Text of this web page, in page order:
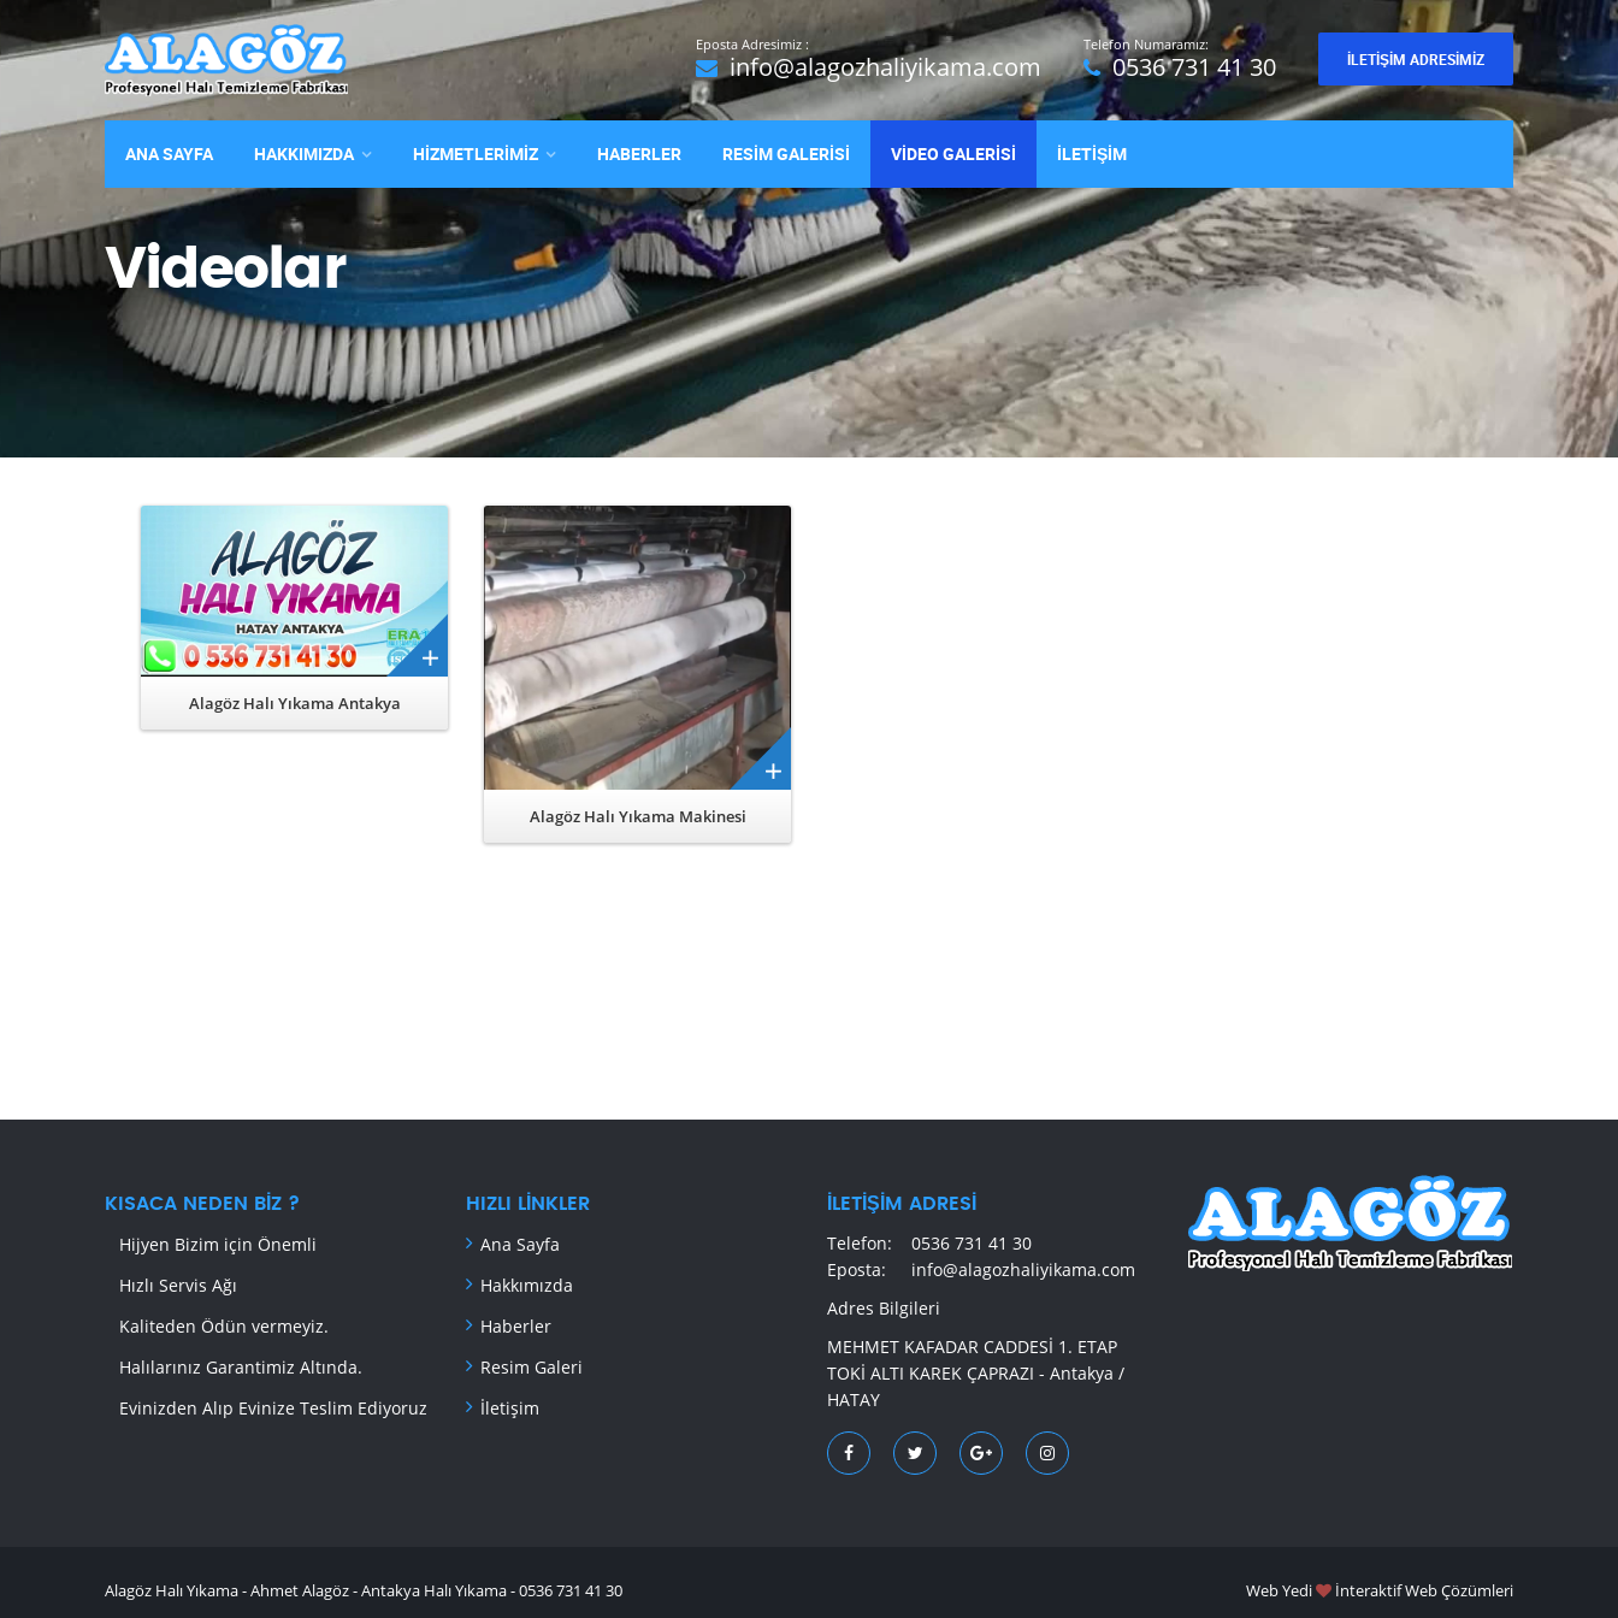
Eposta Adresimiz :
info@alagozhaliyikama.com
Telefon Numaramız:
0536 731 41 30 İLETIŞIM ADRESIMIZ
ANA SAYFA HAKKIMIZDA HİZMETLERİMİZ HABERLER RESİM GALERİSİ VİDEO GALERİSİ İLETİŞİM
Videolar
Alagöz Halı Yıkama Antakya
Alagöz Halı Yıkama Makinesi
KISACA NEDEN BIZ ?
Hijyen Bizim için Önemli
Hızlı Servis Ağı
Kaliteden Ödün vermeyiz.
Halılarınız Garantimiz Altında.
Evinizden Alıp Evinize Teslim Ediyoruz
HIZLI LINKLER
Ana Sayfa
Hakkımızda
Haberler
Resim Galeri
İletişim
İLETIŞIM ADRESI
Telefon:
0536 731 41 30
Eposta:
info@alagozhaliyikama.com
Adres Bilgileri
MEHMET KAFADAR CADDESİ 1. ETAP
TOKİ ALTI KAREK ÇAPRAZI - Antakya /
HATAY
Alagöz Halı Yıkama - Ahmet Alagöz - Antakya Halı Yıkama - 0536 731 41 30 Web Yedi İnteraktif Web Çözümleri